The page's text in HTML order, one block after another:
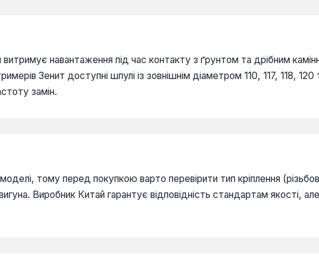
витримує навантаження під час контакту з ґрунтом та дрібним
Зенит доступні шпулі із зовнішнім діаметром 110, 117, 118,
замін.
тому перед покупкою варто перевірити тип кріплення
Виробник Китай гарантує відповідність стандартам якості,